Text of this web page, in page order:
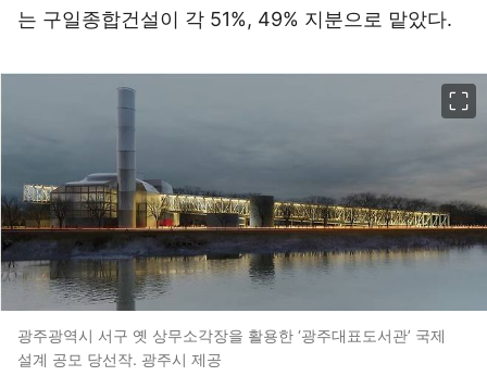
는 구일종합건설이 각 51%, 49% 지분으로 맡았다.
광주광역시 서구 옛 상무소각장을 활용한 ‘광주대표도서관’ 국제
설계 공모 당선작. 광주시 제공